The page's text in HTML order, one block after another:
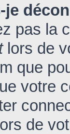
pas la
lors de
que
votre
de